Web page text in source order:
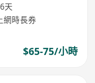
天
網時長券
$65-75/小時